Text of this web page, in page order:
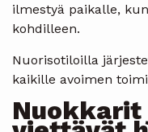
ilmestyä paikalle,
kohdilleen.
Nuorisotiloilla
kaikille avoimen
Nuokkarit